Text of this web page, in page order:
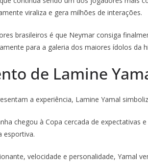
viraliza e gera milhões de interações.
brasileiros é que Neymar consiga
para a galeria dos maiores ídolos da
de Lamine
a experiência, Lamine Yamal
chegou à Copa cercada de expectativas
esportiva.
velocidade e personalidade, Yamal